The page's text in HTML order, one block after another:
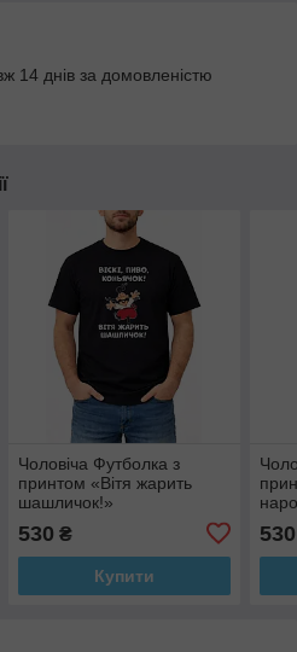
14 днів за домовленістю
Чоловіча Футболка з
принтом «Вітя жарить
шашличок!»
530 ₴
Купити
530